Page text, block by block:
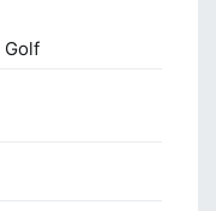
Golf